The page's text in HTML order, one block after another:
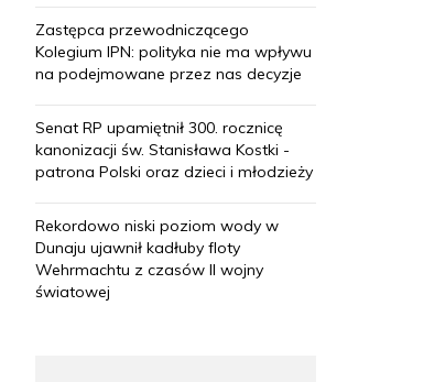
Zastępca przewodniczącego
Kolegium IPN: polityka nie ma wpływu
na podejmowane przez nas decyzje
Senat RP upamiętnił 300. rocznicę
kanonizacji św. Stanisława Kostki -
patrona Polski oraz dzieci i młodzieży
Rekordowo niski poziom wody w
Dunaju ujawnił kadłuby floty
Wehrmachtu z czasów II wojny
światowej